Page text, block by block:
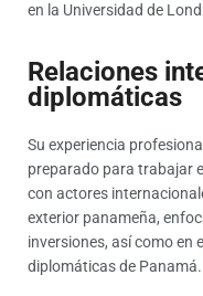
en la Universidad de
Relaciones
diplomáticas
Su experiencia
preparado para trabajar
con actores
exterior panameña,
inversiones, así como en
diplomáticas de Panamá.